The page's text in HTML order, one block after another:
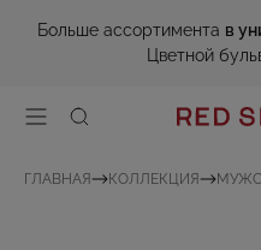
Больше ассортимента в
Цветной
ГЛАВНАЯ КОЛЛЕКЦИЯ